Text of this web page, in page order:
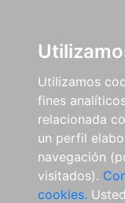
Utilizamos
fines
relacionada
un perfil
navegación
visitados).
cookies.